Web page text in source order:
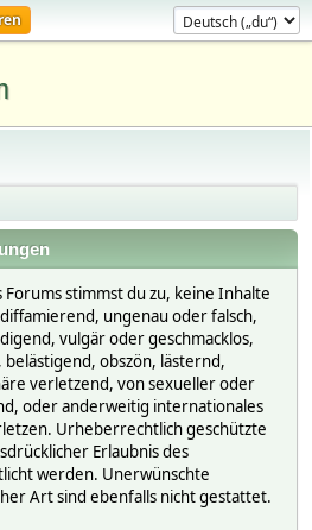
stimmst du zu, keine Inhalte
ungenau oder falsch,
vulgär oder geschmacklos,
obszön, lästernd,
verletzend, von sexueller oder
oder anderweitig internationales
Urheberrechtlich geschützte
Erlaubnis des
werden. Unerwünschte
Art sind ebenfalls nicht gestattet.